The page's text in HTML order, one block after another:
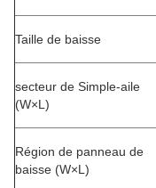
Taille de baisse
secteur de Simple-aile
(W×L)
Région de panneau de
baisse (W×L)